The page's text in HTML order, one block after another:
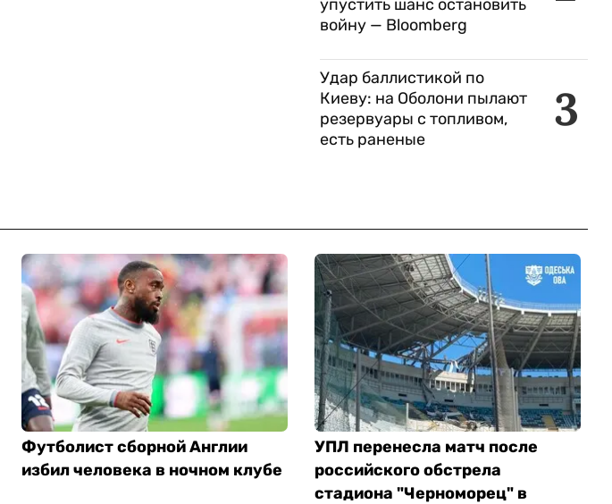
упустить шанс остановить
войну — Bloomberg
3
Удар баллистикой по
Киеву: на Оболони пылают
резервуары с топливом,
есть раненые
Футболист сборной Англии
избил человека в ночном клубе
УПЛ перенесла матч после
российского обстрела
стадиона "Черноморец" в